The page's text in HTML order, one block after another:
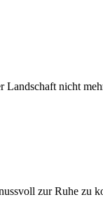
nicht
zur Ruhe zu